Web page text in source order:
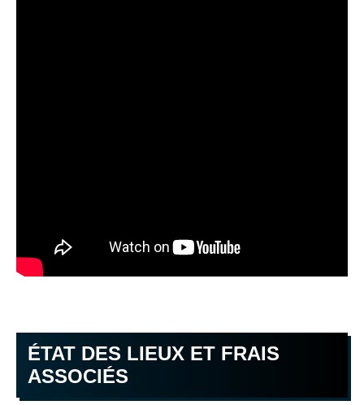
ÉTAT DES LIEUX ET FRAIS
ASSOCIÉS